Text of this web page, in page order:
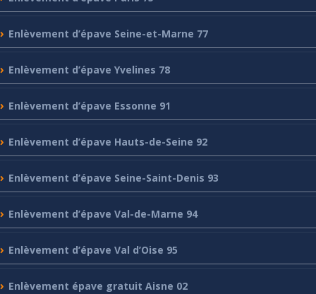
Enlèvement d’épave Seine-et-Marne 77
Enlèvement d’épave Yvelines 78
Enlèvement d’épave Essonne 91
Enlèvement d’épave Hauts-de-Seine 92
Enlèvement d’épave Seine-Saint-Denis 93
Enlèvement d’épave Val-de-Marne 94
Enlèvement d’épave Val d’Oise 95
Enlèvement épave gratuit Aisne 02